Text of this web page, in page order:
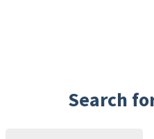
Search